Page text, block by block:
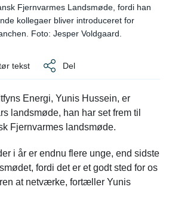
Fjernvarmes Landsmøde, fordi han
kollegaer bliver introduceret for
Foto: Jesper Voldgaard.
tekst Del
Energi, Yunis Hussein, er
landsmøde, han har set frem til
Fjernvarmes landsmøde.
i år er endnu flere unge, end sidste
fordi det er et godt sted for os
at netværke, fortæller Yunis